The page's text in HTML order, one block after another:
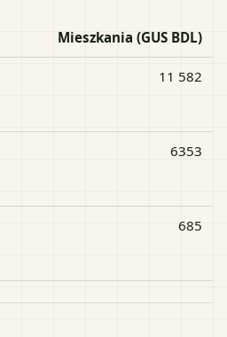
Mieszkania (GUS BDL)
11 582
6353
685